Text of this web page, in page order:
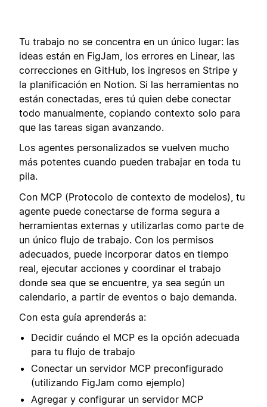
Tu trabajo no se concentra en un único lugar: las
ideas están en FigJam, los errores en Linear, las
correcciones en GitHub, los ingresos en Stripe y
la planificación en Notion. Si las herramientas no
están conectadas, eres tú quien debe conectar
todo manualmente, copiando contexto solo para
que las tareas sigan avanzando.
Los agentes personalizados se vuelven mucho
más potentes cuando pueden trabajar en toda tu
pila.
Con MCP (Protocolo de contexto de modelos), tu
agente puede conectarse de forma segura a
herramientas externas y utilizarlas como parte de
un único flujo de trabajo. Con los permisos
adecuados, puede incorporar datos en tiempo
real, ejecutar acciones y coordinar el trabajo
donde sea que se encuentre, ya sea según un
calendario, a partir de eventos o bajo demanda.
Con esta guía aprenderás a:
Decidir cuándo el MCP es la opción adecuada
para tu flujo de trabajo
Conectar un servidor MCP preconfigurado
(utilizando FigJam como ejemplo)
Agregar y configurar un servidor MCP